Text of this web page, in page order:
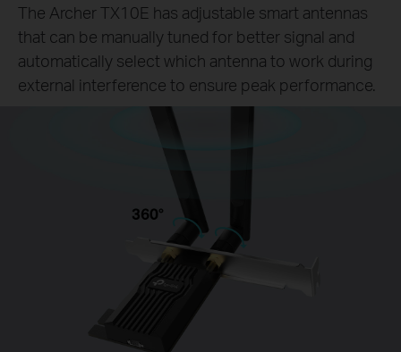
The Archer TX10E has adjustable smart antennas
that can be manually tuned for better signal and
automatically select which antenna to work during
external interference to ensure peak performance.